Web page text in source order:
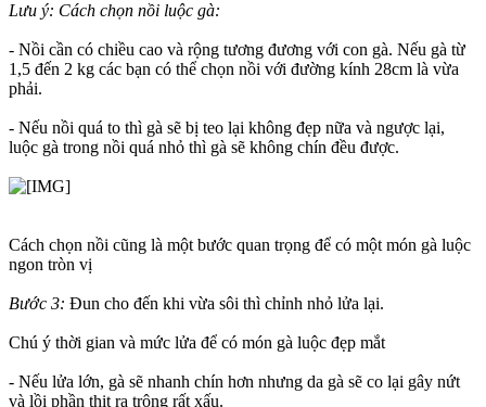
Lưu ý: Cách chọn nồi luộc gà:
- Nồi cần có chiều cao và rộng tương đương với con gà. Nếu gà từ
1,5 đến 2 kg các bạn có thể chọn nồi với đường kính 28cm là vừa
phải.
- Nếu nồi quá to thì gà sẽ bị teo lại không đẹp nữa và ngược lại,
luộc gà trong nồi quá nhỏ thì gà sẽ không chín đều được.
Cách chọn nồi cũng là một bước quan trọng để có một món gà luộc
ngon tròn vị
Bước 3: Đun cho đến khi vừa sôi thì chỉnh nhỏ lửa lại.
Chú ý thời gian và mức lửa để có món gà luộc đẹp mắt
- Nếu lửa lớn, gà sẽ nhanh chín hơn nhưng da gà sẽ co lại gây nứt
và lồi phần thịt ra trông rất xấu.